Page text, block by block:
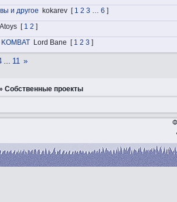
и другое
kokarev [ 1 2 3 … 6 ]
Atoys [ 1 2 ]
Lord Bane [ 1 2 3 ]
… 11 »
Собственные проекты